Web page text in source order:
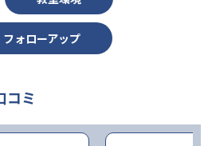
上智大学
フォローアップ
コミ